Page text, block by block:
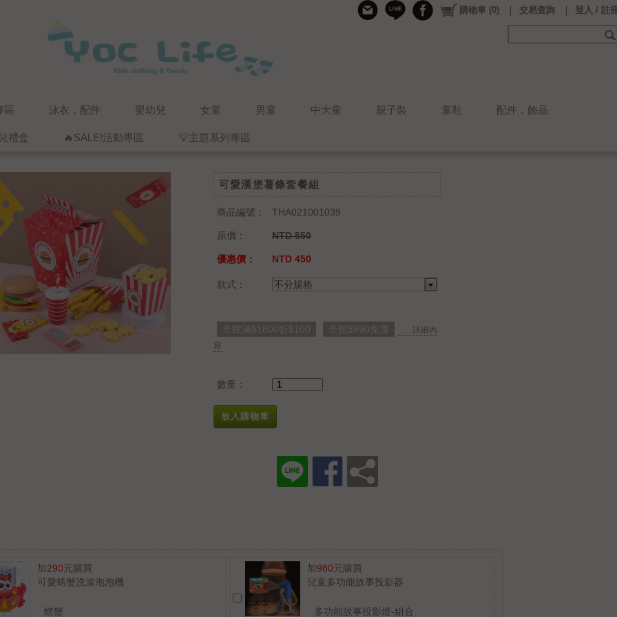
區 泳衣．配件 嬰幼兒 女童 男童 中大童 親子裝 童鞋 配件．飾品
禮盒 🔥SALE!活動專區 💡主題系列專區
購物車 (0) 交易查詢 登入 / 註
可愛漢堡薯條套餐組
商品編號： THA021001039
原價： NTD 550
優惠價： NTD 450
款式： 不分規格
全館滿$1800折$100 全館$990免運
. . . 詳細內
容
數量：
放入購物車
加290元購買
可愛螃蟹洗澡泡泡機
螃蟹
加980元購買
兒童多功能故事投影器
多功能故事投影燈-組合